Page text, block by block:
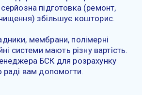
підготовка (ремонт,
збільшує кошторис.
мембрани, полімерні
системи мають різну вартість.
БСК для розрахунку
раді вам допомогти.